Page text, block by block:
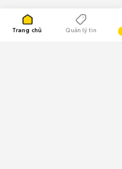
Trang chủ Quản lý tin